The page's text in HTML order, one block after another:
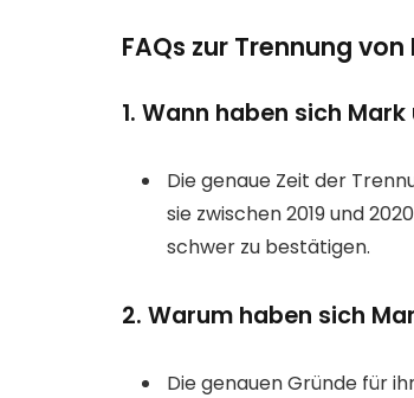
FAQs zur Trennung
1. Wann haben sich
Die genaue Zeit der
sie zwischen 2019 und
schwer zu bestätigen.
2. Warum haben sich
Die genauen Gründe für